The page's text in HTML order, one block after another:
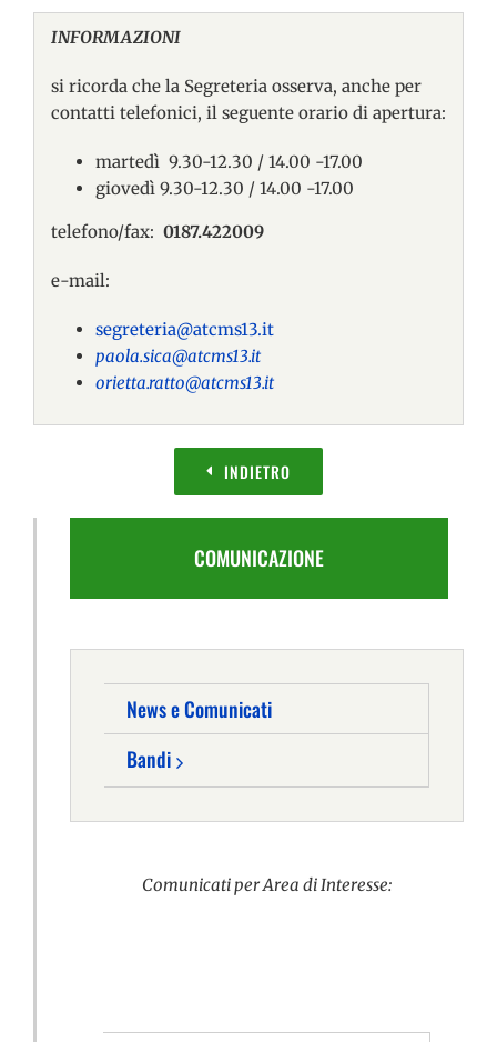
INFORMAZIONI
si ricorda che la Segreteria osserva, anche per
contatti telefonici, il seguente orario di apertura:
martedì 9.30-12.30 / 14.00 -17.00
giovedì 9.30-12.30 / 14.00 -17.00
telefono/fax: 0187.422009
e-mail:
segreteria@atcms13.it
paola.sica@atcms13.it
orietta.ratto@atcms13.it
INDIETRO
COMUNICAZIONE
News e Comunicati
Bandi
Comunicati per Area di Interesse: